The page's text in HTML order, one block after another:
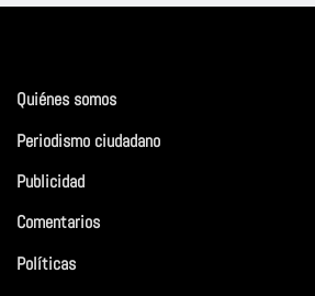
Quiénes somos
Periodismo ciudadano
Publicidad
Comentarios
Políticas